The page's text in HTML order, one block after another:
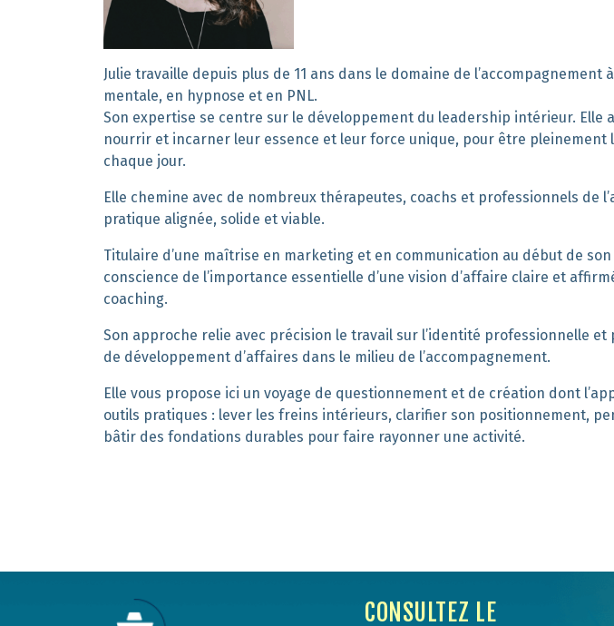
Julie travaille depuis plus de 11 ans dans le domaine de
mentale, en hypnose et en PNL.
Son expertise se centre sur le développement du leadership intérieur. Elle
nourrir et incarner leur essence et leur force unique, pour être pleinement
chaque jour.
Elle chemine avec de nombreux thérapeutes, coachs et professionnels de
pratique alignée, solide et viable.
Titulaire d’une maîtrise en marketing et en communication au début de
conscience de l’importance essentielle d’une vision d’affaire claire et
coaching.
Son approche relie avec précision le travail sur l’identité professionnelle
de développement d’affaires dans le milieu de l’accompagnement.
Elle vous propose ici un voyage de questionnement et de création dont
outils pratiques : lever les freins intérieurs, clarifier son positionnement,
bâtir des fondations durables pour faire rayonner une activité.
CONSULTEZ LE